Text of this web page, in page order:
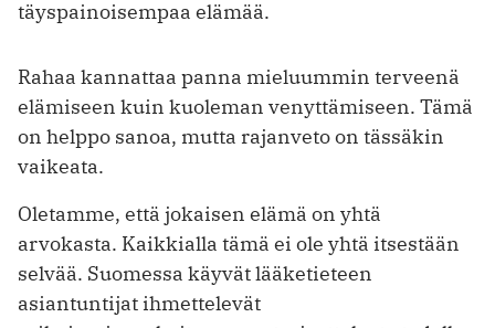
täyspainoisempaa elämää.
Rahaa kannattaa panna mieluummin terveenä
elämiseen kuin kuoleman venyttämiseen. Tämä
on helppo sanoa, mutta rajanveto on tässäkin
vaikeata.
Oletamme, että jokaisen elämä on yhtä
arvokasta. Kaikkialla tämä ei ole yhtä itsestään
selvää. Suomessa käyvät lääketieteen
asiantuntijat ihmettelevät